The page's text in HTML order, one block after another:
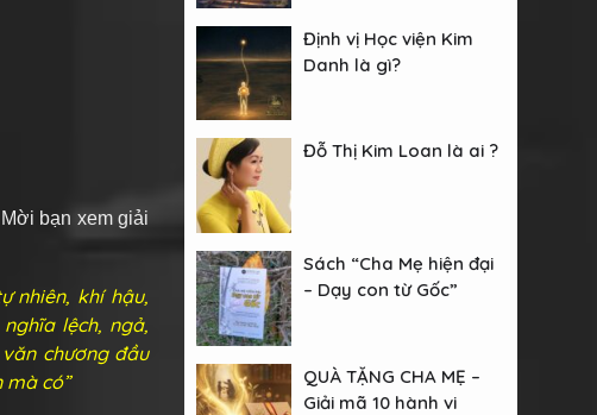
bạn xem giải
nhiên, khí hậu,
lệch, ngả,
chương đầu
mà có”
Định vị Học viện Kim
Danh là gì?
Đỗ Thị Kim Loan là ai ?
Sách “Cha Mẹ hiện đại
– Dạy con từ Gốc”
QUÀ TẶNG CHA MẸ –
Giải mã 10 hành vi